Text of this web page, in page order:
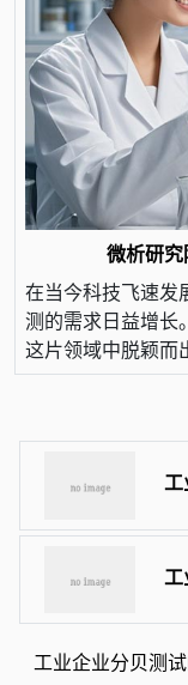
微析研
在当今科技飞速发
测的需求日益增长
这片领域中脱颖而
工
工
工业企业分贝测